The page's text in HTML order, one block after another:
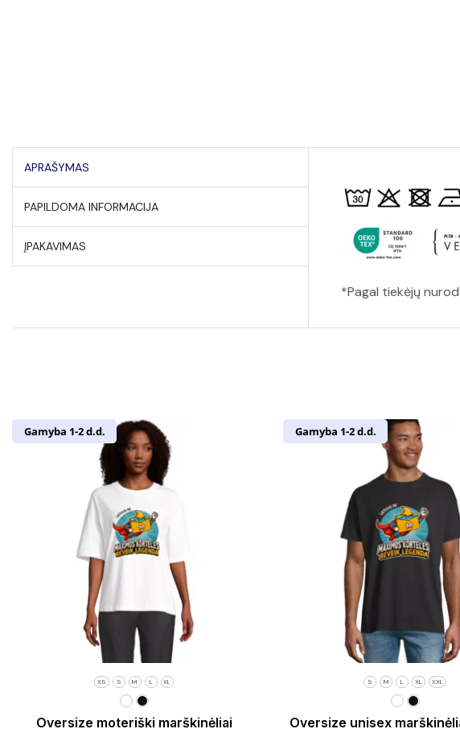
APRAŠYMAS
PAPILDOMA INFORMACIJA
ĮPAKAVIMAS
*Pagal tiekėjų
Gamyba 1-2 d.d.
XS S M L XL
Oversize moteriški marškinėliai
Gamyba 1-2 d.d.
S M L XL XXL
Oversize unisex